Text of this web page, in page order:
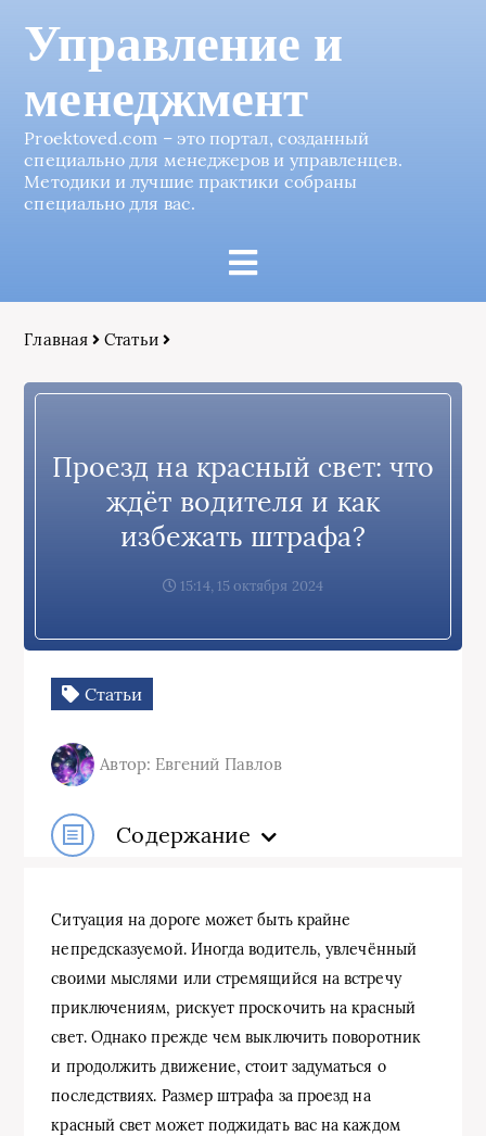
Управление и
менеджмент
Proektoved.com – это портал, созданный
специально для менеджеров и управленцев.
Методики и лучшие практики собраны
специально для вас.
Главная Статьи
Проезд на красный свет: что
ждёт водителя и как
избежать штрафа?
15:14, 15 октября 2024
Статьи
Автор: Евгений Павлов
Содержание
Ситуация на дороге может быть крайне
непредсказуемой. Иногда водитель, увлечённый
своими мыслями или стремящийся на встречу
приключениям, рискует проскочить на красный
свет. Однако прежде чем выключить поворотник
и продолжить движение, стоит задуматься о
последствиях. Размер штрафа за проезд на
красный свет может поджидать вас на каждом